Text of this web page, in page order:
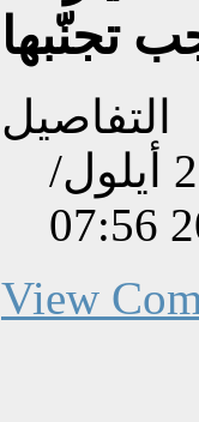
تجنّبها
التفاصيل
تم إنشاءه بتاريخ الجمعة, 26 أيلول/
View